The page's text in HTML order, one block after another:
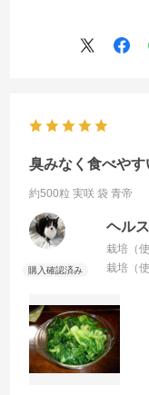
臭みなく食べやす
約500粒 実咲 袋 青帝
ヘル
栽培（
栽培（